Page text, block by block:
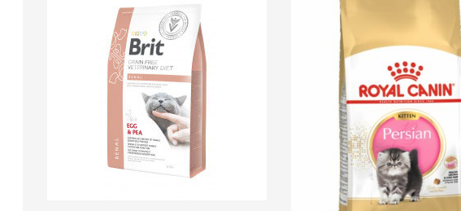
Se souvenir de moi
SE CONNECTER
MOT DE PASSE PERDU ?